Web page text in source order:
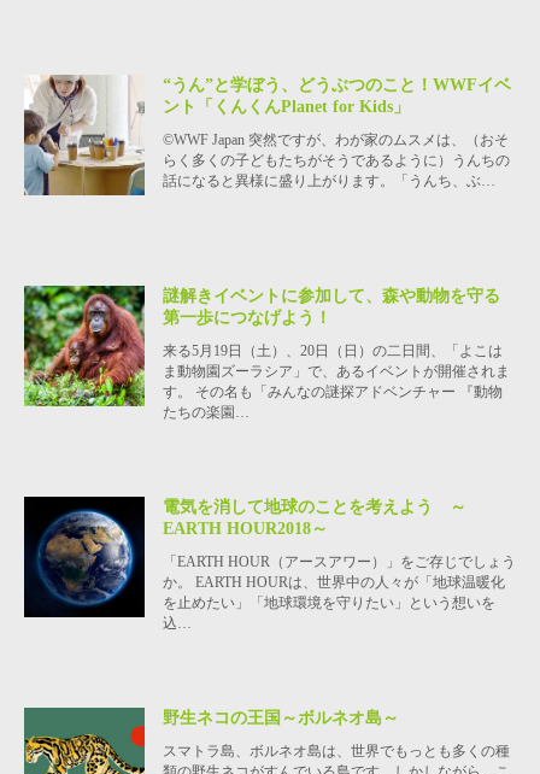
“うん”と学ぼう、どうぶつのこと！WWFイベ
ント「くんくんPlanet for Kids」
©WWF Japan 突然ですが、わが家のムスメは、（おそ
らく多くの子どもたちがそうであるように）うんちの
話になると異様に盛り上がります。「うんち、ぶ…
謎解きイベントに参加して、森や動物を守る
第一歩につなげよう！
来る5月19日（土）、20日（日）の二日間、「よこは
ま動物園ズーラシア」で、あるイベントが開催されま
す。 その名も「みんなの謎探アドベンチャー 『動物
たちの楽園…
電気を消して地球のことを考えよう ～
EARTH HOUR2018～
「EARTH HOUR（アースアワー）」をご存じでしょう
か。 EARTH HOURは、世界中の人々が「地球温暖化
を止めたい」「地球環境を守りたい」という想いを
込…
野生ネコの王国～ボルネオ島～
スマトラ島、ボルネオ島は、世界でもっとも多くの種